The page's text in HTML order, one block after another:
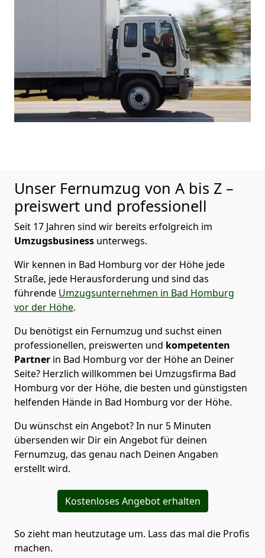
Unser Fernumzug von A bis Z –
preiswert und professionell
Seit 17 Jahren sind wir bereits erfolgreich im
Umzugsbusiness unterwegs.
Wir kennen in Bad Homburg vor der Höhe jede
Straße, jede Herausforderung und sind das
führende Umzugsunternehmen in Bad Homburg
vor der Höhe.
Du benötigst ein Fernumzug und suchst einen
professionellen, preiswerten und kompetenten
Partner in Bad Homburg vor der Höhe an Deiner
Seite? Herzlich willkommen bei Umzugsfirma Bad
Homburg vor der Höhe, die besten und günstigsten
helfenden Hände in Bad Homburg vor der Höhe.
Du wünschst ein Angebot? In nur 5 Minuten
übersenden wir Dir ein Angebot für deinen
Fernumzug, das genau nach Deinen Angaben
erstellt wird.
Kostenloses Angebot erhalten
So zieht man heutzutage um. Lass das mal die Profis
machen.